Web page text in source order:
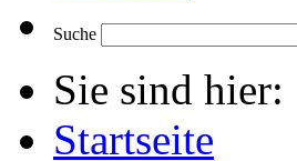
Suche
Sie sind hier:
Startseite